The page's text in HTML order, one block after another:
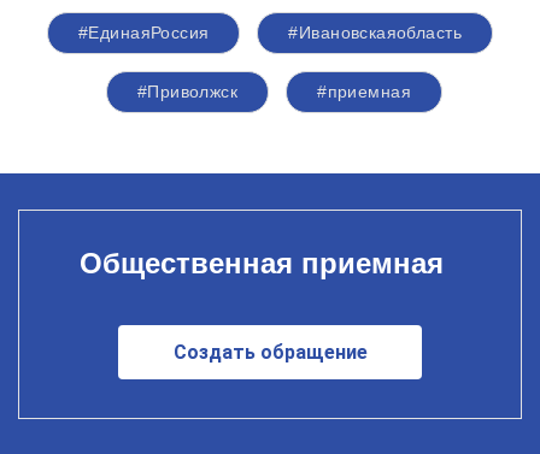
#ЕдинаяРоссия #Ивановскаяобласть
#Приволжск #приемная
Общественная приемная
Создать обращение